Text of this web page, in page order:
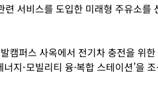
서비스를 도입한 미래형 주유소를
캠퍼스 사옥에서 전기차 충전을 위한
지-모빌리티 융·복합 스테이션’을 조